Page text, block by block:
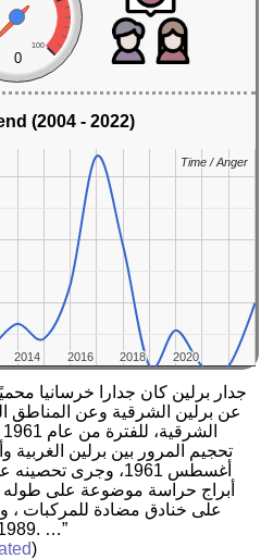
100
0
(2004 - 2022)
2014
2014 2016
2016 2018
2018 2020
2020
Time / Anger
Time / Anger
عن برلين الشرقية وعن المناطق
أغسطس 1961، وجرى
أبراج حراسة موضوعة على
1989 وهدم بعد ذلك بشكل شبه كامل. …”
)